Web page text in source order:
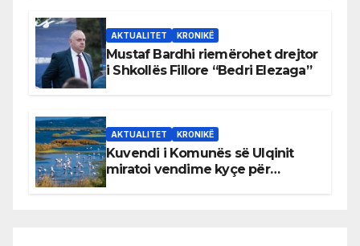
AKTUALITET KRONIKË
Mustaf Bardhi riemërohet drejtor
i Shkollës Fillore “Bedri Elezaga”
AKTUALITET KRONIKË
Kuvendi i Komunës së Ulqinit
miratoi vendime kyçe për